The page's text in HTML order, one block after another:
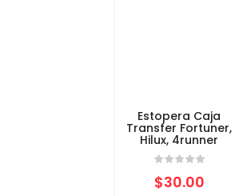
Estopera Caja
Transfer Fortuner,
Hilux, 4runner
$30.00